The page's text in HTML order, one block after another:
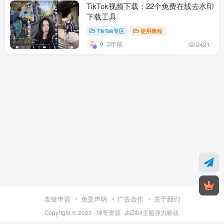
TikTok视频下载：22个免费在线去水印
下载工具
TikTok专区 使用教程
3年前 2421
友链申请 免责声明 广告合作 关于我们
Copyright © 2023 · 坤哥资源 · 由Zibll主题强力驱动.